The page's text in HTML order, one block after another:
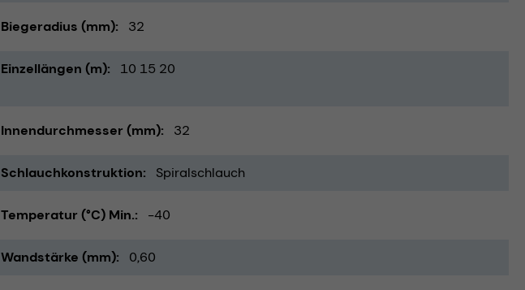
Biegeradius (mm) 32
Einzellängen (m) 10 15 20
Innendurchmesser (mm) 32
Schlauchkonstruktion Spiralschlauch
Temperatur (°C) Min. -40
Wandstärke (mm) 0,60